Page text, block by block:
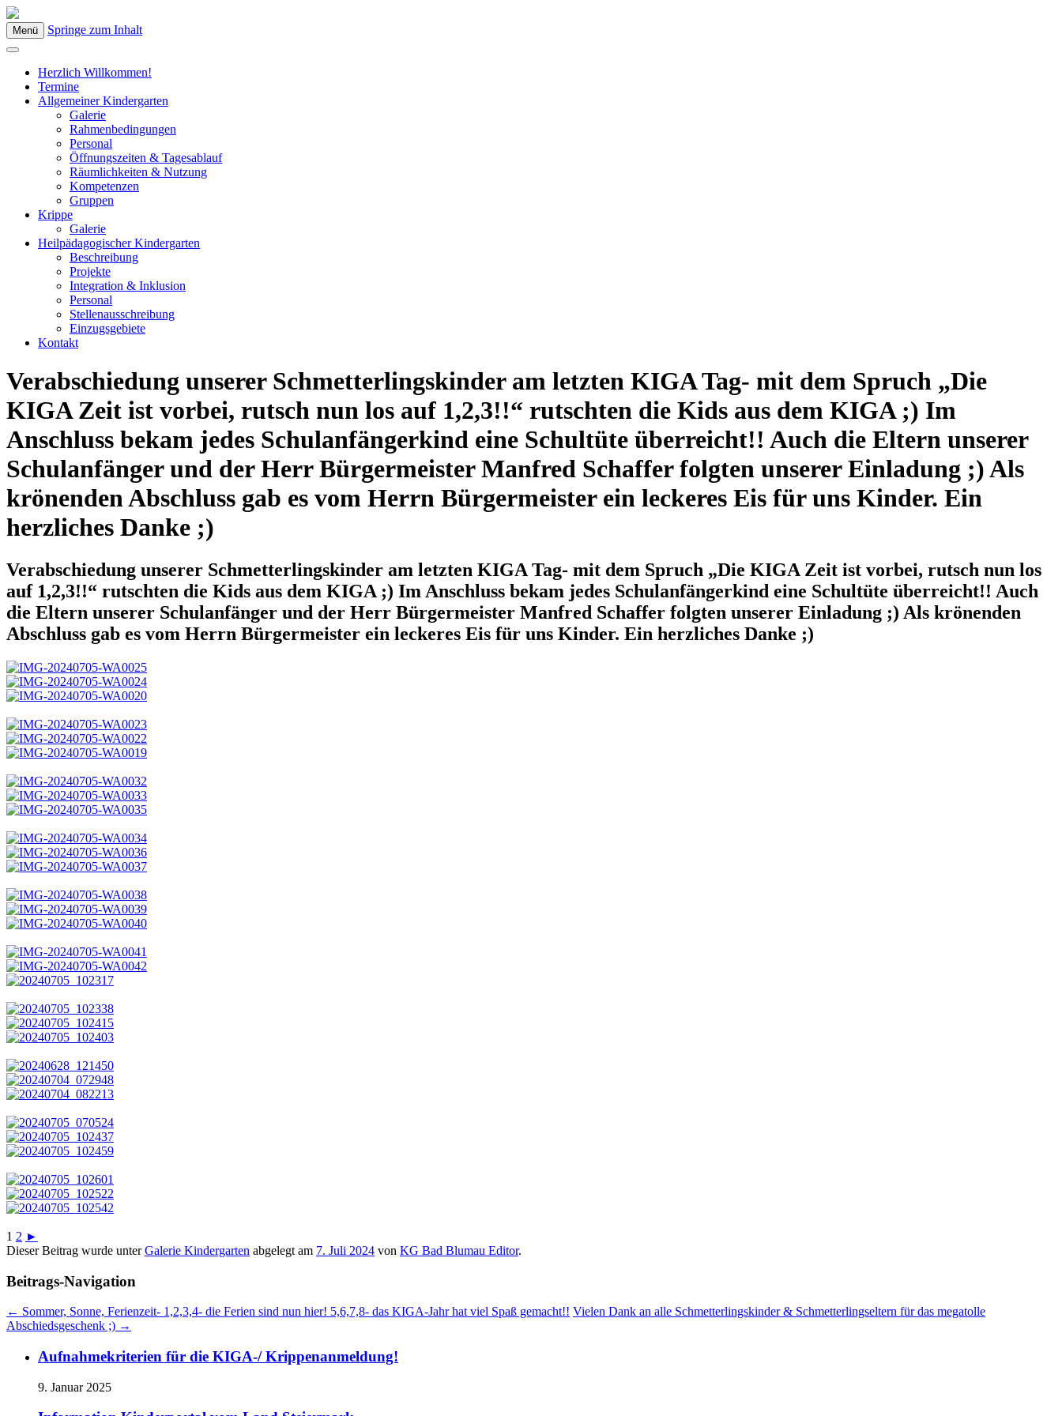
Kindergarten Bad Blumau
Menü Springe zum Inhalt
Herzlich Willkommen!
Termine
Allgemeiner Kindergarten
Galerie
Rahmenbedingungen
Personal
Öffnungszeiten & Tagesablauf
Räumlichkeiten & Nutzung
Kompetenzen
Gruppen
Krippe
Galerie
Heilpädagogischer Kindergarten
Beschreibung
Projekte
Integration & Inklusion
Personal
Stellenausschreibung
Einzugsgebiete
Kontakt
Verabschiedung unserer Schmetterlingskinder am letzten KIGA Tag- mit dem Spruch „Die
KIGA Zeit ist vorbei, rutsch nun los auf 1,2,3!!“ rutschten die Kids aus dem KIGA ;) Im
Anschluss bekam jedes Schulanfängerkind eine Schultüte überreicht!! Auch die Eltern unserer
Schulanfänger und der Herr Bürgermeister Manfred Schaffer folgten unserer Einladung ;) Als
krönenden Abschluss gab es vom Herrn Bürgermeister ein leckeres Eis für uns Kinder. Ein
herzliches Danke ;)
Verabschiedung unserer Schmetterlingskinder am letzten KIGA Tag- mit dem Spruch „Die KIGA Zeit ist vorbei, rutsch nun los
auf 1,2,3!!“ rutschten die Kids aus dem KIGA ;) Im Anschluss bekam jedes Schulanfängerkind eine Schultüte überreicht!! Auch
die Eltern unserer Schulanfänger und der Herr Bürgermeister Manfred Schaffer folgten unserer Einladung ;) Als krönenden
Abschluss gab es vom Herrn Bürgermeister ein leckeres Eis für uns Kinder. Ein herzliches Danke ;)
1 2 ►
Dieser Beitrag wurde unterGalerie Kindergarten abgelegt am 7. Juli 2024 von KG Bad Blumau Editor.
Beitrags-Navigation
← Sommer, Sonne, Ferienzeit- 1,2,3,4- die Ferien sind nun hier! 5,6,7,8- das KIGA-Jahr hat viel Spaß gemacht!! Vielen Dank an alle Schmetterlingskinder & Schmetterlingseltern für das megatolle
Abschiedsgeschenk ;) →
Aufnahmekriterien für die KIGA-/ Krippenanmeldung!
9. Januar 2025